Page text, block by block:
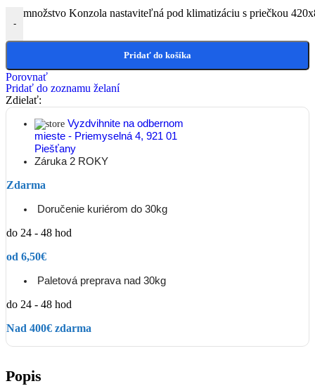
-
množstvo Konzola nastaviteľná pod klimatizáciu s priečkou
Pridať do košíka
Porovnať
Pridať do zoznamu želaní
Zdielať:
Vyzdvihnite na odbernom
mieste - Priemyselná 4, 921 01
Piešťany
Záruka 2 ROKY
Zdarma
Doručenie kuriérom do 30kg
do 24 - 48 hod
od 6,50€
Paletová preprava nad 30kg
do 24 - 48 hod
Nad 400€ zdarma
Popis